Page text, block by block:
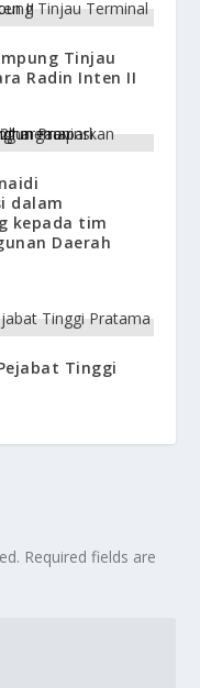
Tinjau
Radin Inten II
dalam
kepada tim
Daerah
Tinggi
Required fields are